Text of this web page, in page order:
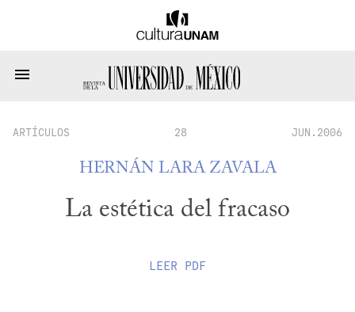
ARTÍCULOS 28 JUN.2006
HERNÁN LARA ZAVALA
La estética del fracaso
LEER PDF